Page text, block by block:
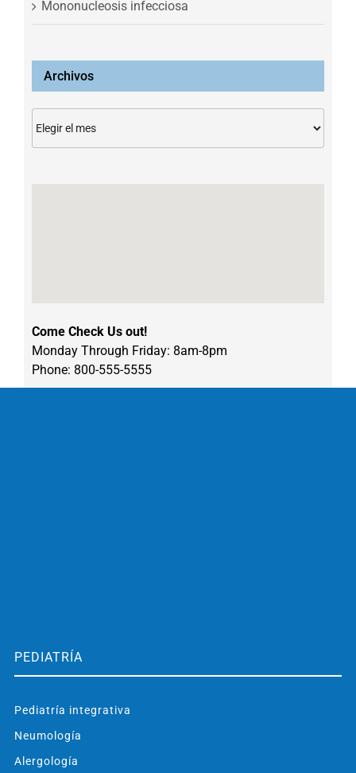
Mononucleosis infecciosa
Archivos
Come Check Us out!
Monday Through Friday: 8am-8pm
Phone: 800-555-5555
PEDIATRÍA
Pediatría integrativa
Neumología
Alergología